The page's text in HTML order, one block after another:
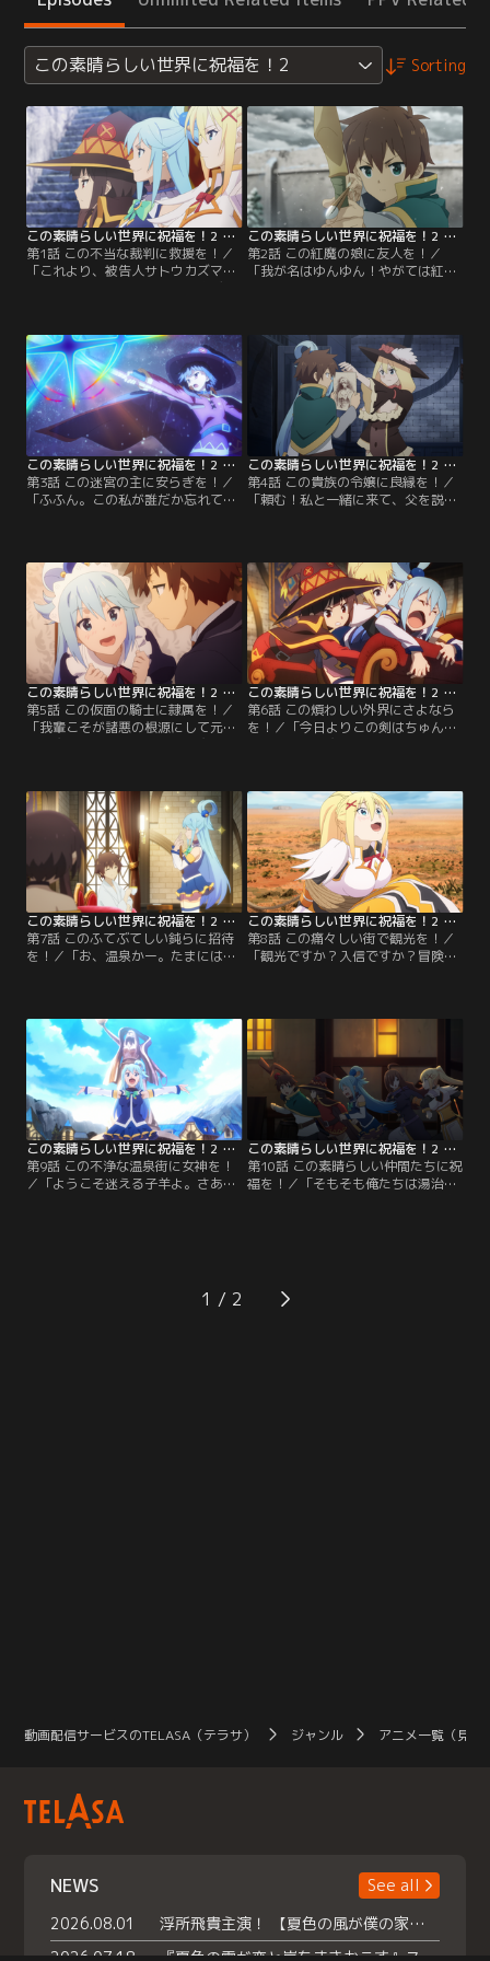
この素晴らしい世界に祝福を！2 Sorting
この素晴らしい世界に祝福を！2 第01話
第1話 この不当な裁判に救援を！／
「これより、被告人サトウカズマの
裁判を執り行います」機動要塞デス
に！！…のはずが、爆発寸前のコロ
ナタイトは運悪く領主の館へ転送さ
れ、館を爆破してしまっていた。領
主の命を狙ったと誤解され、カズマ
は国家転覆罪の容疑者に。
この素晴らしい世界に祝福を！2 第02話
第2話 この紅魔の娘に友人を！／
「我が名はゆんゆん！やがては紅魔
ゆるものを差し押さえられ、またも
や極貧生活に。めぐみんが連れてき
た黒猫ちょむすけが加わるけれど、
なんとも侘しい現状なのだった。あ
る日、ジャイアントトードの討伐に
駆り出されるが…。
この素晴らしい世界に祝福を！2 第03話
第3話 この迷宮の主に安らぎを！／
「ふふん。この私が誰だか忘れてな
トの探索クエストに行く決心をす
る。渋るめぐみんとお宝につられた
アクアを引き連れ、目的のダンジョ
ンへ。カズマはひとり先にダンジョ
ン内を探索しようとするが…。
この素晴らしい世界に祝福を！2 第04話
第4話 この貴族の令嬢に良縁を！／
「頼む！私と一緒に来て、父を説得
入してきた謎の金髪美女！…と思い
きや、それはなんとダクネス。聞け
ば、領主アルダープはカズマの執行
猶予の代償に、自分の息子とダクネ
スのお見合いを画策しているらし
い。
この素晴らしい世界に祝福を！2 第05話
第5話 この仮面の騎士に隷属を！／
「我輩こそが諸悪の根源にして元
マたちの元に乗りこんできた。街に
溢れる怪しげなモンスターの原因
が、カズマたちではないかと疑って
きたのだ。思い当たることがないカ
ズマだが、アクアが自信満々に聞き
捨てならないことを言い出した！
この素晴らしい世界に祝福を！2 第06話
第6話 この煩わしい外界にさよなら
を！／「今日よりこの剣はちゅんち
マは、屋敷でぬくぬくだらだらして
いた。寒さのせいで外に出たくない
アクアも、暖炉の前から動かない。
しかし、諸事情により外出を余儀な
くされたカズマは、4人で鍛冶屋を
訪れる。
この素晴らしい世界に祝福を！2 第07話
第7話 このふてぶてしい鈍らに招待
を！／「お、温泉かー。たまには贅
ルは商品開発の知的財産権一括譲渡
による高額商談を持ちかけてきた。
この商談に早くもセレブ気分のカズ
マは、もう危険な冒険者稼業なんか
しないとのたまわり…。
この素晴らしい世界に祝福を！2 第08話
第8話 この痛々しい街で観光を！／
「観光ですか？入信ですか？冒険で
早速トラブル発生。カズマたちの乗
合馬車が、硬いもの目がけてチキン
レースを行うモンスター・走り鷹鳶
たちのターゲットになってしまった
のだ！硬いダクネスのせいで…。大
ピンチの中、カズマは…。
この素晴らしい世界に祝福を！2 第09話
第9話 この不浄な温泉街に女神を！
／「ようこそ迷える子羊よ。さあ、
り。一方、アクシズ教団が信奉する
女神その人であるアクアは、街の
この素晴らしい世界に祝福を！2 第10話
第10話 この素晴らしい仲間たちに祝
福を！／「そもそも俺たちは湯治に
染の原因を取り除きたいと言い出す
アクアに、カズマたちはしぶしぶ付
1
動画配信サービスのTELASA（テラサ） ジャンル アニメ一覧（見放
NEWS
See all
2026.08.01
浮所飛貴主演！ 【夏色の風が僕の家にやってきた】 本日よりテラサで独占配信スタート！